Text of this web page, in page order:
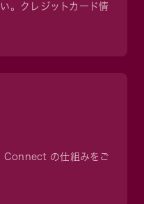
。クレジットカード情
Connect の仕組みをご